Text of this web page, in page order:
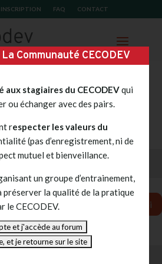
INSCRIPTION FAQ CONTACT
protégé
tapez le mot de passe ci-
Envoi
Communauté CECODEV
aux stagiaires du CECODEVqui
ou échanger avec des pairs.
respecter les valeurs du
(pas d’enregistrement, ni de
mutuel et bienveillance.
un groupe d’entrainement,
préserver la qualité de la pratique
le CECODEV.